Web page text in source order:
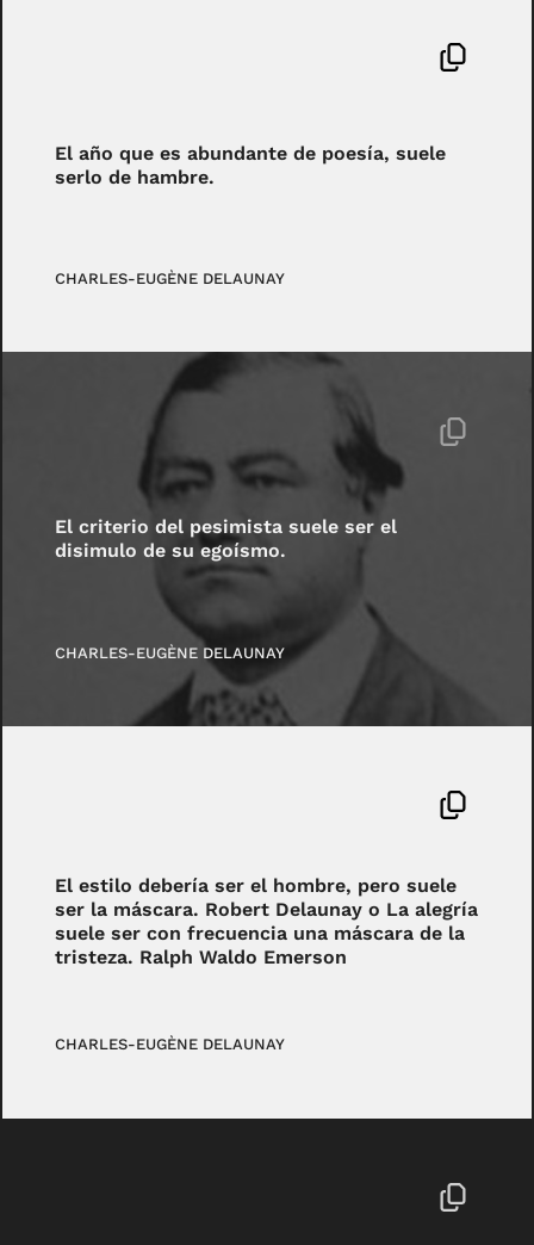
El año que es abundante de poesía, suele
serlo de hambre.
CHARLES-EUGÈNE DELAUNAY
El criterio del pesimista suele ser el
disimulo de su egoísmo.
CHARLES-EUGÈNE DELAUNAY
El estilo debería ser el hombre, pero suele
ser la máscara. Robert Delaunay o La alegría
suele ser con frecuencia una máscara de la
tristeza. Ralph Waldo Emerson
CHARLES-EUGÈNE DELAUNAY